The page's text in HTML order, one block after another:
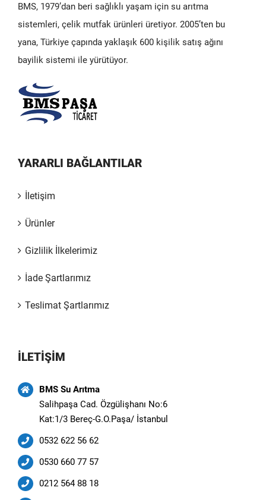
BMS, 1979’dan beri sağlıklı yaşam için su arıtma
sistemleri, çelik mutfak ürünleri üretiyor. 2005’ten bu
yana, Türkiye çapında yaklaşık 600 kişilik satış ağını
bayilik sistemi ile yürütüyor.
YARARLI BAĞLANTILAR
İletişim
Ürünler
Gizlilik İlkelerimiz
İade Şartlarımız
Teslimat Şartlarımız
İLETİŞİM
BMS Su Arıtma
Salihpaşa Cad. Özgülişhanı No:6
Kat:1/3 Bereç-G.O.Paşa/ İstanbul
0532 622 56 62
0530 660 77 57
0212 564 88 18